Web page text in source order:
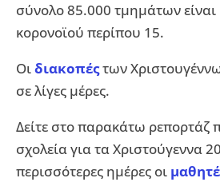
σύνολο 85.000 τμημάτων είναι
κορονοϊού περίπου 15.
Οιδιακοπέςτων
σε λίγες μέρες.
Δείτε στο παρακάτω ρεπορτάζ
σχολεία για τα Χριστούγεννα
περισσότερες ημέρες οι